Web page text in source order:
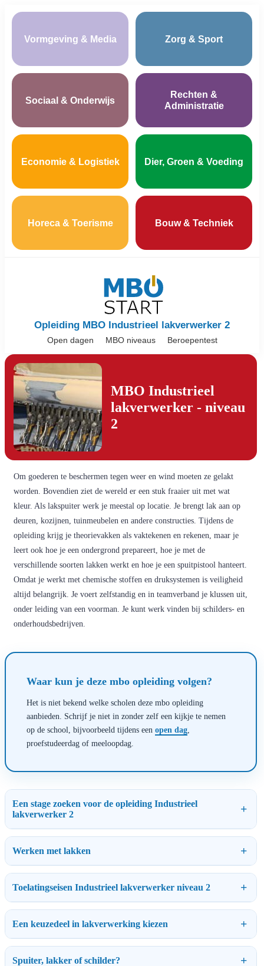
Vormgeving & Media Zorg & Sport
Sociaal & Onderwijs
Rechten &
Administratie
Economie & Logistiek Dier, Groen & Voeding
Horeca & Toerisme Bouw & Techniek
Opleiding MBO Industrieel lakverwerker 2
Open dagen MBO niveaus Beroepentest
MBO Industrieel
lakverwerker - niveau
2
Om goederen te beschermen tegen weer en wind moeten ze gelakt
worden. Bovendien ziet de wereld er een stuk fraaier uit met wat
kleur. Als lakspuiter werk je meestal op locatie. Je brengt lak aan op
deuren, kozijnen, tuinmeubelen en andere constructies. Tijdens de
opleiding krijg je theorievakken als vaktekenen en rekenen, maar je
leert ook hoe je een ondergrond prepareert, hoe je met de
verschillende soorten lakken werkt en hoe je een spuitpistool hanteert.
Omdat je werkt met chemische stoffen en druksystemen is veiligheid
altijd belangrijk. Je voert zelfstandig en in teamverband je klussen uit,
onder leiding van een voorman. Je kunt werk vinden bij schilders- en
onderhoudsbedrijven.
Waar kun je deze mbo opleiding volgen?
Het is niet bekend welke scholen deze mbo opleiding
aanbieden. Schrijf je niet in zonder zelf een kijkje te nemen
op de school, bijvoorbeeld tijdens een open dag
proefstudeerdag of meeloopdag.
Een stage zoeken voor de opleiding Industrieel
lakverwerker 2
Werken met lakken
Toelatingseisen Industrieel lakverwerker niveau 2
Een keuzedeel in lakverwerking kiezen
Spuiter, lakker of schilder?